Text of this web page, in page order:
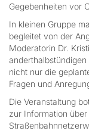
Gegebenheiten vor
In kleinen Gruppe
begleitet von der
Moderatorin Dr.
nicht nur die
Fragen und
Die Veranstaltung
zur Information